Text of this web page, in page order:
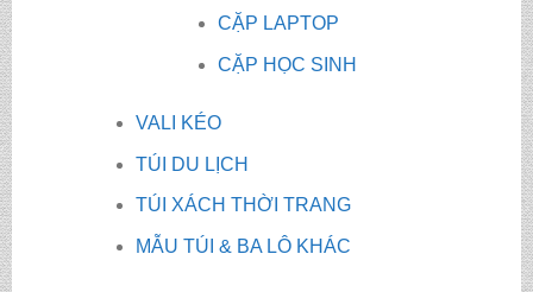
CẶP LAPTOP
CẶP HỌC SINH
VALI KÉO
TÚI DU LỊCH
TÚI XÁCH THỜI TRANG
MẪU TÚI & BA LÔ KHÁC